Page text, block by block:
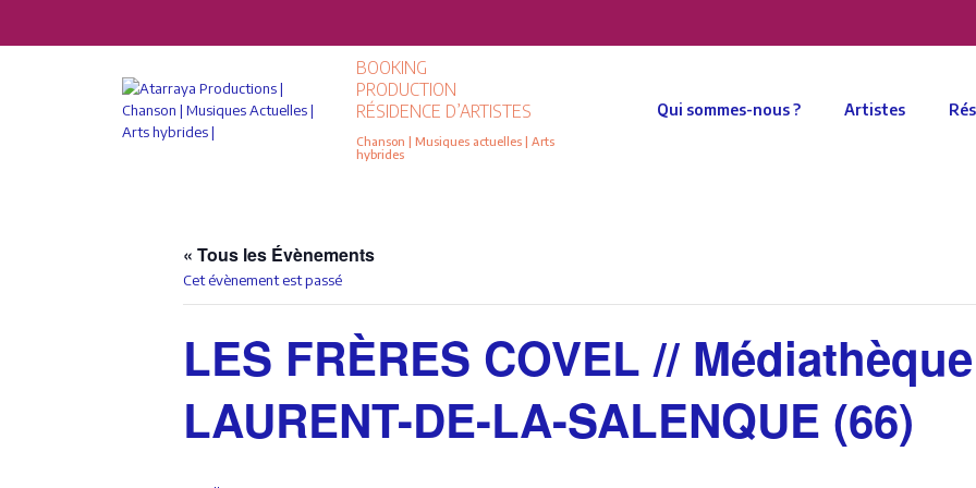
BOOKING
PRODUCTION
RÉSIDENCE D’ARTISTES
Chanson | Musiques actuelles | Arts
hybrides
Qui sommes-nous ? Artistes
« Tous les Évènements
Cet évènement est passé
LES FRÈRES COVEL //
LAURENT-DE-LA-SALENQUE (66)